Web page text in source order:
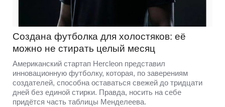
Создана футболка для холостяков: её
можно не стирать целый месяц
Американский стартап Hercleon представил
инновационную футболку, которая, по заверениям
создателей, способна оставаться свежей до тридцати
дней без единой стирки. Правда, носить на себе
придётся часть таблицы Менделеева.